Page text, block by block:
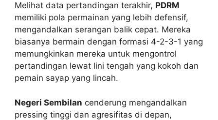
Melihat data pertandingan terakhir, PDRM
memiliki pola permainan yang lebih defensif,
mengandalkan serangan balik cepat. Mereka
biasanya bermain dengan formasi 4-2-3-1 yang
memungkinkan mereka untuk mengontrol
pertandingan lewat lini tengah yang kokoh dan
pemain sayap yang lincah.
Negeri Sembilan cenderung mengandalkan
pressing tinggi dan agresifitas di depan,